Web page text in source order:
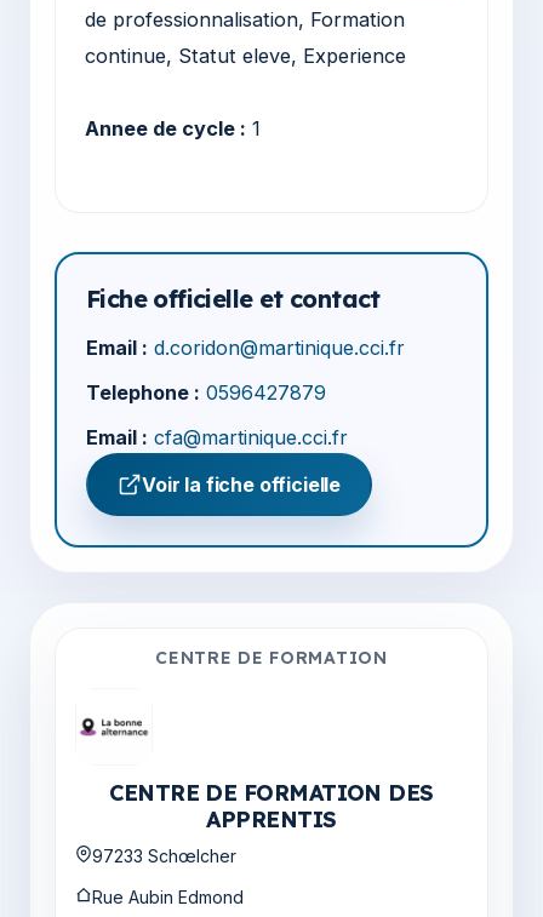
de professionnalisation, Formation
continue, Statut eleve, Experience
Annee de cycle : 1
Fiche officielle et contact
Email : d.coridon@martinique.cci.fr
Telephone : 0596427879
Email : cfa@martinique.cci.fr
Voir la fiche officielle
CENTRE DE FORMATION
CENTRE DE FORMATION DES
APPRENTIS
97233 Schœlcher
Rue Aubin Edmond